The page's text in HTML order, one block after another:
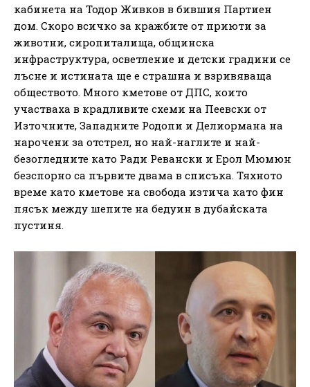
кабинета на Тодор Живков в бившия Партиен
дом. Скоро всичко за кражбите от приюти за
животни, сиропиталища, общинска
инфраструктура, осветление и детски градини се
лъсне и истината ще е страшна и взривяваща
обществото. Много кметове от ДПС, които
участваха в крадливите схеми на Пеевски от
Източните, Западните Родопи и Делиормана на
нарочени за отстрел, но най-наглите и най-
безогледните като Ради Ревански и Ерол Мюмюн
безспорно са първите двама в списъка. Тяхното
време като кметове на свобода изтича като фин
пясък между шепите на бедуин в дубайската
пустиня.